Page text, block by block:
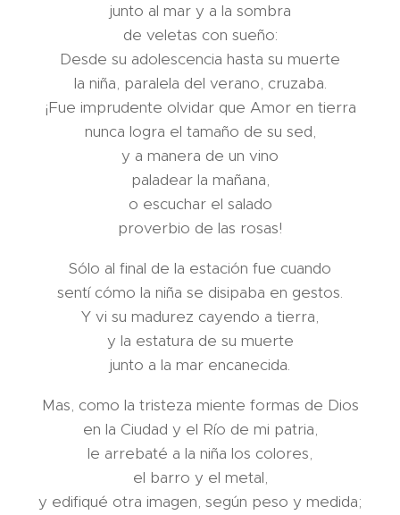
junto al mar y a la sombra
de veletas con sueño:
Desde su adolescencia hasta su muerte
la niña, paralela del verano, cruzaba.
¡Fue imprudente olvidar que Amor en tierra
nunca logra el tamaño de su sed,
y a manera de un vino
paladear la mañana,
o escuchar el salado
proverbio de las rosas!
Sólo al final de la estación fue cuando
sentí cómo la niña se disipaba en gestos.
Y vi su madurez cayendo a tierra,
y la estatura de su muerte
junto a la mar encanecida.
Mas, como la tristeza miente formas de Dios
en la Ciudad y el Río de mi patria,
le arrebaté a la niña los colores,
el barro y el metal,
y edifiqué otra imagen, según peso y medida;